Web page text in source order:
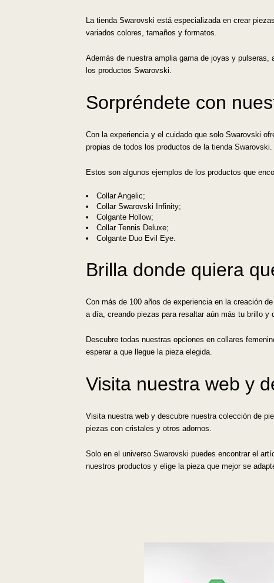
La tienda Swarovski está especializada en crear
variados colores, tamaños y formatos.
Además de nuestra amplia gama de joyas y pulseras,
los productos Swarovski.
Sorpréndete con
Con la experiencia y el cuidado que solo Swarovski
propias de todos los productos de la tienda Swarovski.
Estos son algunos ejemplos de los productos que
Collar Angelic;
Collar Swarovski Infinity;
Colgante Hollow;
Collar Tennis Deluxe;
Colgante Duo Evil Eye.
Brilla donde quiera
Con más de 100 años de experiencia en la creación
a día, creando piezas para resaltar aún más tu brillo y
Descubre todas nuestras opciones en collares
esperar a que llegue la pieza elegida.
Visita nuestra web y
Visita nuestra web y descubre nuestra colección de
piezas con cristales y otros adornos.
Solo en el universo Swarovski puedes encontrar el
nuestros productos y elige la pieza que mejor se